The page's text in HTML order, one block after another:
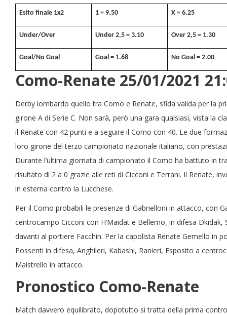
Esito finale 1x2 1 = 9.50 X = 6.25
Under/Over Under 2,5 = 3.10 Over 2,5 = 1.30
Goal/No Goal Goal = 1.68 No Goal = 2.00
Como-Renate 25/01/2021
Derby lombardo quello tra Como e Renate, sfida valida per la
girone A di Serie C. Non sarà, però una gara qualsiasi, vista la
il Renate con 42 punti e a seguire il Como con 40. Le due
loro girone del terzo campionato nazionale italiano, con
Durante l’ultima giornata di campionato il Como ha battuto in
risultato di 2 a 0 grazie alle reti di Cicconi e Terrani. Il Renate,
in esterna contro la Lucchese.
Per il Como probabili le presenze di Gabrielloni in attacco, con
centrocampo Cicconi con H’Maidat e Bellemo, in difesa Dkidak,
davanti al portiere Facchin. Per la capolista Renate Gemello in
Possenti in difesa, Anghileri, Kabashi, Ranieri, Esposito a
Maistrello in attacco.
Pronostico Como-Renate
Match davvero equilibrato, dopotutto si tratta della prima